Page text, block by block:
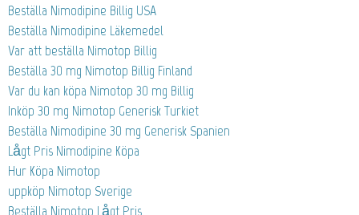
Beställa Nimodipine Billig USA
Beställa Nimodipine Läkemedel
Var att beställa Nimotop Billig
Beställa 30 mg Nimotop Billig Finland
Var du kan köpa Nimotop 30 mg Billig
Inköp 30 mg Nimotop Generisk Turkiet
Beställa Nimodipine 30 mg Generisk Spanien
Lågt Pris Nimodipine Köpa
Hur Köpa Nimotop
uppköp Nimotop Sverige
Beställa Nimotop Lågt Pris